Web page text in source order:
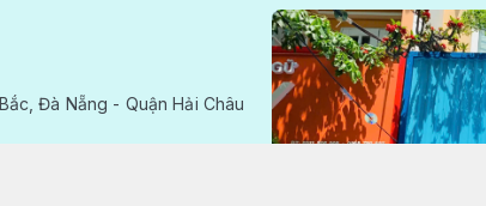
Đà Nẵng - Quận Hải Châu